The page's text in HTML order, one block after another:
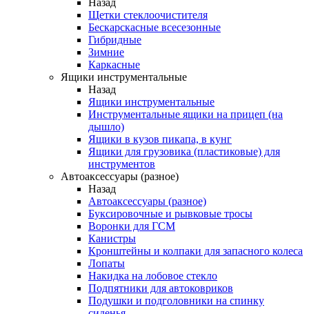
Назад
Щетки стеклоочистителя
Бескарскасные всесезонные
Гибридные
Зимние
Каркасные
Ящики инструментальные
Назад
Ящики инструментальные
Инструментальные ящики на прицеп (на
дышло)
Ящики в кузов пикапа, в кунг
Ящики для грузовика (пластиковые) для
инструментов
Автоаксессуары (разное)
Назад
Автоаксессуары (разное)
Буксировочные и рывковые тросы
Воронки для ГСМ
Канистры
Кронштейны и колпаки для запасного колеса
Лопаты
Накидка на лобовое стекло
Подпятники для автоковриков
Подушки и подголовники на спинку